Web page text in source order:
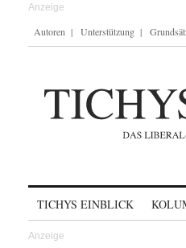
Autoren Unterstützung
TICHYS EINBLICK